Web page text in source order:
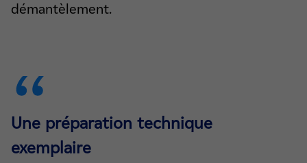
démantèlement.
Une préparation technique
exemplaire